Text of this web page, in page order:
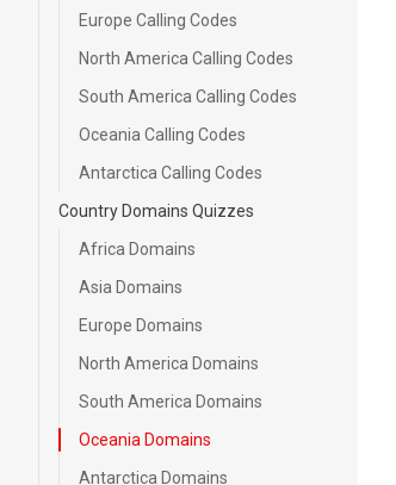
Europe Calling Codes
North America Calling Codes
South America Calling Codes
Oceania Calling Codes
Antarctica Calling Codes
Country Domains Quizzes
Africa Domains
Asia Domains
Europe Domains
North America Domains
South America Domains
Oceania Domains
Antarctica Domains